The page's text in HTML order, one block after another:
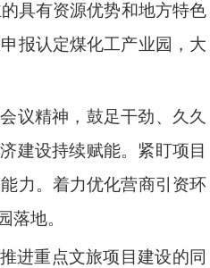
具有资源优势和地方特色
报认定煤化工产业园，大
议精神，鼓足干劲、久久
建设持续赋能。紧盯项目
力。着力优化营商引资环
落地。
进重点文旅项目建设的同